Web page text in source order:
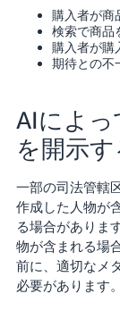
JP
English
- JP
っ
そ
く
始
め
購入者が商
検索で商品
購入者が購
期待との不
AIによ
を開示す
一部の司法管轄
作成した人物が
る場合がありま
物が含まれる場
前に、適切なメ
必要があります。